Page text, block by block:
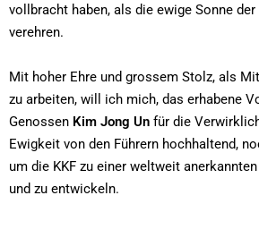
vollbracht haben, als die ewige Sonne
verehren.
Mit hoher Ehre und grossem Stolz, als
zu arbeiten, will ich mich, das erhabene
Genossen Kim Jong Un für die
Ewigkeit von den Führern hochhaltend,
um die KKF zu einer weltweit
und zu entwickeln.